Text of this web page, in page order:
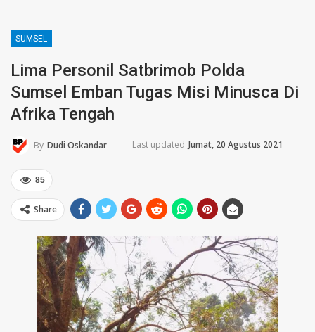
SUMSEL
Lima Personil Satbrimob Polda
Sumsel Emban Tugas Misi Minusca Di
Afrika Tengah
By Dudi Oskandar Last updated Jumat, 20 Agustus 2021
85
Share